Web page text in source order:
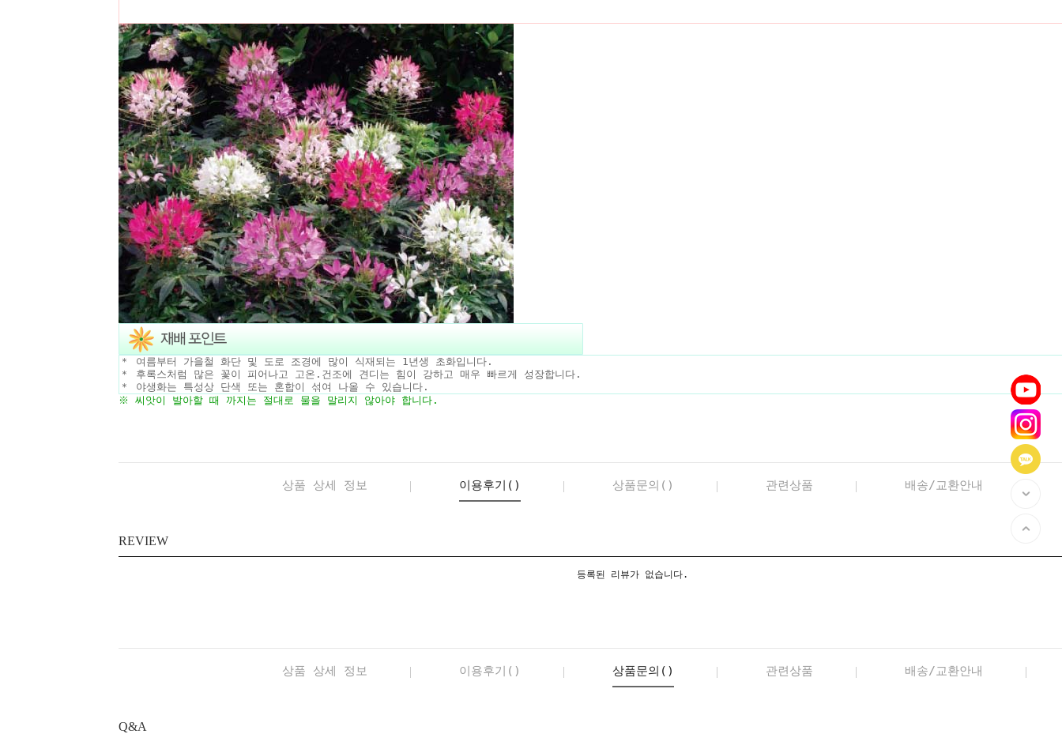
＊ 여름부터 가을철 화단 및 도로 조경에 많이 식재되는 1년생 초화입니다.
＊ 후록스처럼 많은 꽃이 피어나고 고온.건조에 견디는 힘이 강하고 매우 빠르게 성장합니다.
＊ 야생화는 특성상 단색 또는 혼합이 섞여 나올 수 있습니다.
※ 씨앗이 발아할 때 까지는 절대로 물을 말리지 않아야 합니다.
상품 상세 정보 이용후기() 상품문의() 관련상품 배송/교환안내
REVIEW
등록된 리뷰가 없습니다.
상품 상세 정보 이용후기() 상품문의() 관련상품 배송/교환안내
Q&A